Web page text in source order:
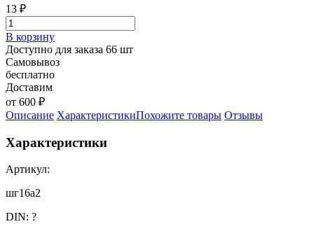
13 ₽
В корзину
Доступно для заказа 66 шт
Самовывоз
бесплатно
Доставим
от 600 ₽
Описание ХарактеристикиПохожите товары Отзывы
Характеристики
Артикул:
шг16а2
DIN: ?